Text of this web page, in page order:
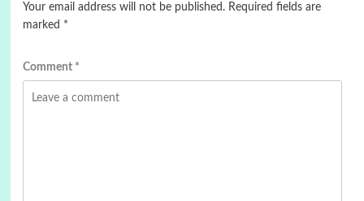
Your email address will not be published. Required fields are
marked *
Comment *